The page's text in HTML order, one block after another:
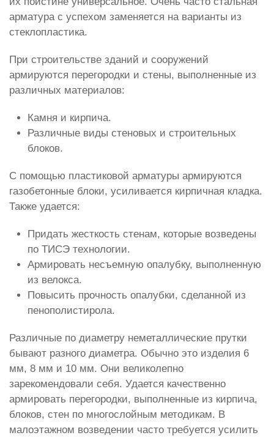
арматура с успехом заменяется на варианты из
стеклопластика.
При строительстве зданий и сооружений
армируются перегородки и стены, выполненные из
различных материалов:
Камня и кирпича.
Различные виды стеновых и строительных
блоков.
С помощью пластиковой арматуры армируются
газобетонные блоки, усиливается кирпичная кладка.
Также удается:
Придать жесткость стенам, которые возведены
по ТИСЭ технологии.
Армировать несъемную опалубку, выполненную
из велокса.
Повысить прочность опалубки, сделанной из
пенополистирола.
Различные по диаметру неметаллические прутки
бывают разного диаметра. Обычно это изделия 6
мм, 8 мм и 10 мм. Они великолепно
зарекомендовали себя. Удается качественно
армировать перегородки, выполненные из кирпича,
блоков, стен по многослойным методикам. В
малоэтажном возведении часто требуется усилить